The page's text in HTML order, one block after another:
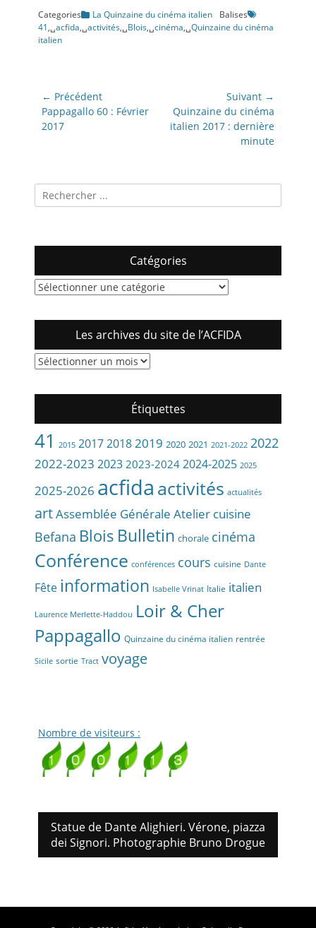
Categories La Quinzaine du cinéma italien
Balises
41,␣acfida,␣activités,␣Blois,␣cinéma,␣Quinzaine du cinéma
italien
Navigation
de
l’article
← Précédent
Article
précédent:
Pappagallo 60 : Février
2017
Suivant →
Article
suivant:
Quinzaine du cinéma
italien 2017 : dernière
minute
Recherche
pour:
Catégories
Catégories
Les archives du site de l’ACFIDA
Les
l’ACFIDA
Étiquettes
41 2015 201720182019 2020 2021 2021-2022 2022
2022-2023 2023 2023-2024 2024-2025 2025
2025-2026 acfida activités actualités
artAssemblée Générale Atelier cuisine
Befana Blois Bulletin chorale cinéma
Conférence conférences cours cuisine Dante
Fête information Isabelle Vrinat Italie italien
Laurence Merlette-Haddou Loir & Cher
Pappagallo Quinzaine du cinéma italien rentrée
Sicile sortie Tract voyage
Nombre de visiteurs :
Statue de Dante Alighieri. Vérone, piazza
dei Signori. Photographie Bruno Drogue